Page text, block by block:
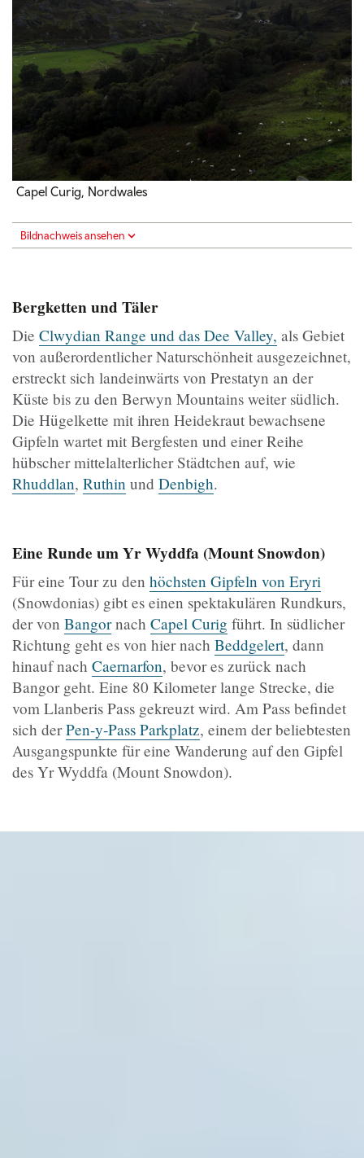
Capel Curig, Nordwales
Bildnachweis ansehen
Bergketten und Täler
Die Clwydian Range und das Dee Valley, als Gebiet
von außerordentlicher Naturschönheit ausgezeichnet,
erstreckt sich landeinwärts von Prestatyn an der
Küste bis zu den Berwyn Mountains weiter südlich.
Die Hügelkette mit ihren Heidekraut bewachsene
Gipfeln wartet mit Bergfesten und einer Reihe
hübscher mittelalterlicher Städtchen auf, wie
Rhuddlan, Ruthin und Denbigh.
Eine Runde um Yr Wyddfa (Mount Snowdon)
Für eine Tour zu den höchsten Gipfeln von Eryri
(Snowdonias) gibt es einen spektakulären Rundkurs,
der von Bangornach Capel Curig führt. In südlicher
Richtung geht es von hier nach Beddgelert, dann
hinauf nach Caernarfon, bevor es zurück nach
Bangor geht. Eine 80 Kilometer lange Strecke, die
vom Llanberis Pass gekreuzt wird. Am Pass befindet
sich derPen-y-Pass Parkplatz, einem der beliebtesten
Ausgangspunkte für eine Wanderung auf den Gipfel
des Yr Wyddfa (Mount Snowdon).